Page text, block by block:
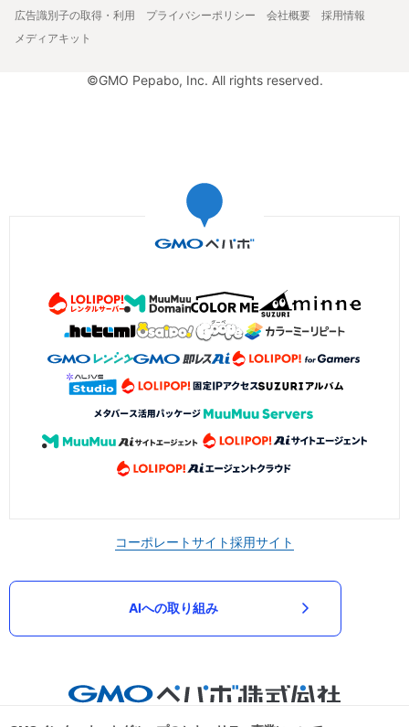
広告識別子の取得・利用
プライバシーポリシー 会社概要
採用情報
メディアキット
©GMO Pepabo, Inc. All rights reserved.
コーポレートサイト採用サイト
AIへの取り組み